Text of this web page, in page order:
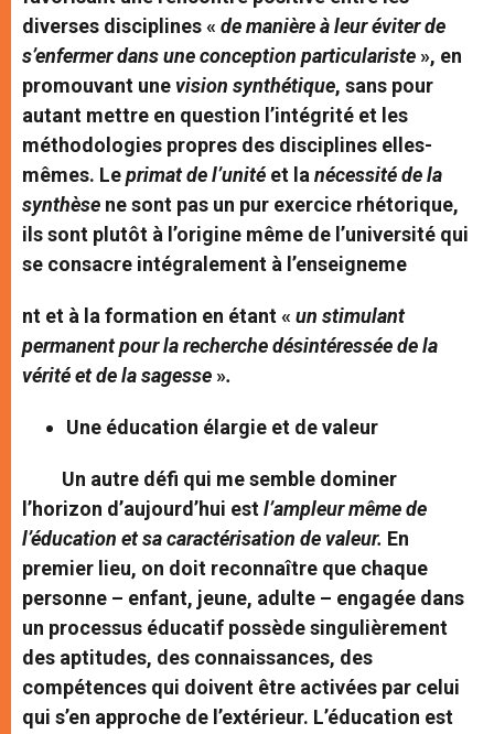
diverses disciplines « de manière à leur éviter de
s’enfermer dans une conception particulariste », en
promouvant unevision synthétique, sans pour
autant mettre en question l’intégrité et les
méthodologies propres des disciplines elles-
mêmes. Leprimat de l’unité et la nécessité de la
synthèse ne sont pas un pur exercice rhétorique,
ils sont plutôt à l’origine même de l’université qui
se consacre intégralement à l’enseigneme
nt et à la formation en étant « un stimulant
permanent pour la recherche désintéressée de la
vérité et de la sagesse ».
Une éducation élargie et de valeur
Un autre défi qui me semble dominer
l’horizon d’aujourd’hui estl’ampleur même de
l’éducation et sa caractérisation de valeur. En
premier lieu, on doit reconnaître que chaque
personne – enfant, jeune, adulte – engagée dans
un processus éducatif possède singulièrement
des aptitudes, des connaissances, des
compétences qui doivent être activées par celui
qui s’en approche de l’extérieur. L’éducation est